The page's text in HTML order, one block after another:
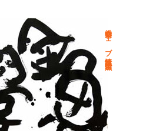
総合文学ウェブ情報誌 文学金魚